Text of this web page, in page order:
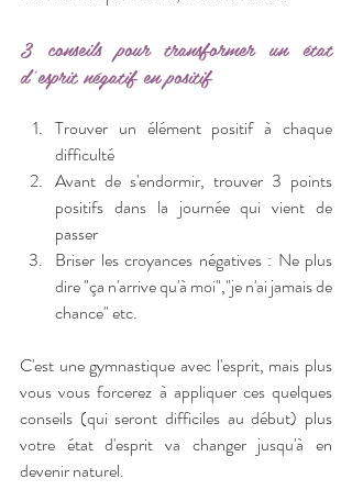
3 conseils pour transformer un état
d'esprit négatif en positif
Trouver un élément positif à chaque
difficulté
Avant de s'endormir, trouver 3 points
positifs dans la journée qui vient de
passer
Briser les croyances négatives : Ne plus
dire "ça n'arrive qu'à moi","je n'ai jamais de
chance" etc.
C'est une gymnastique avec l'esprit, mais plus
vous vous forcerez à appliquer ces quelques
conseils (qui seront difficiles au début) plus
votre état d'esprit va changer jusqu'à en
devenir naturel.